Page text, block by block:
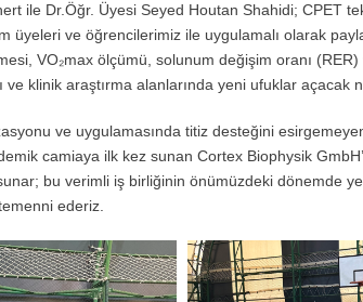
ile Dr.Öğr. Üyesi Seyed Houtan Shahidi; CPET
üyeleri ve öğrencilerimiz ile uygulamalı olarak
VO₂max ölçümü, solunum değişim oranı
ve klinik araştırma alanlarında yeni ufuklar açacak
ve uygulamasında titiz desteğini
camiaya ilk kez sunan Cortex Biophysik
bu verimli iş birliğinin önümüzdeki dönemde
ederiz.